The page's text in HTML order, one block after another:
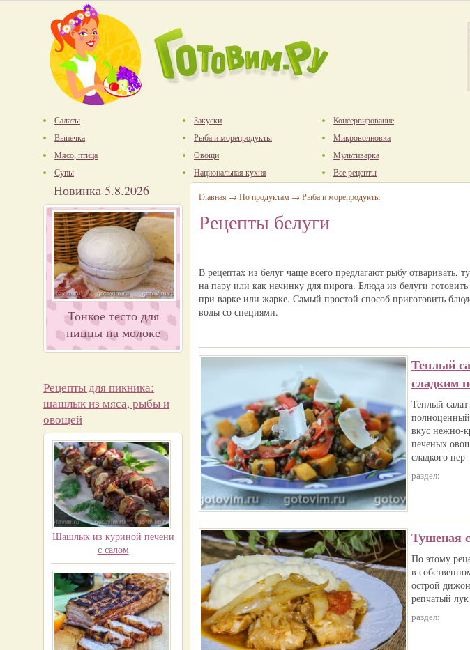
Салаты
Выпечка
Мясо, птица
Супы
Закуски
Рыба и морепродукты
Овощи
Национальная кухня
Консервирование
Микроволновка
Мультиварка
Все рецепты
Новинка 5.8.2026
Тонкое тесто для
пиццы на молоке
Рецепты для пикника:
шашлык из мяса, рыбы и
овощей
Шашлык из куриной печени
с салом
Главная → По продуктам → Рыба и морепродукты
Рецепты белуги
В рецептах из белуг чаще всего предлагают рыбу отваривать,
на пару или как начинку для пирога. Блюда из белуги
при варке или жарке. Самый простой способ приготовить
воды со специями.
Теплый
сладким
Теплый
вкус нежно-
печеных
сладкого пер
раздел:
Тушеная
По этому
в
острой
репчатый
раздел: